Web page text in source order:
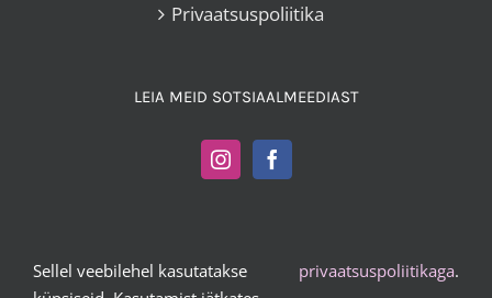
Privaatsuspoliitika
LEIA MEID SOTSIAALMEEDIAST
vesta@kangakoi.ee
Sellel veebilehel kasutatakse
privaatsuspoliitikaga.